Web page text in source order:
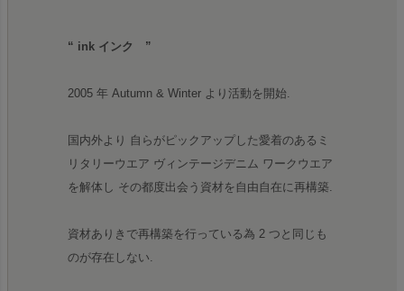
“ ink インク ”
2005 年 Autumn & Winter より活動を開始.
国内外より 自らがピックアップした愛着のあるミ
リタリーウエア ヴィンテージデニム ワークウエア
を解体し その都度出会う資材を自由自在に再構築.
資材ありきで再構築を行っている為 2 つと同じも
のが存在しない.